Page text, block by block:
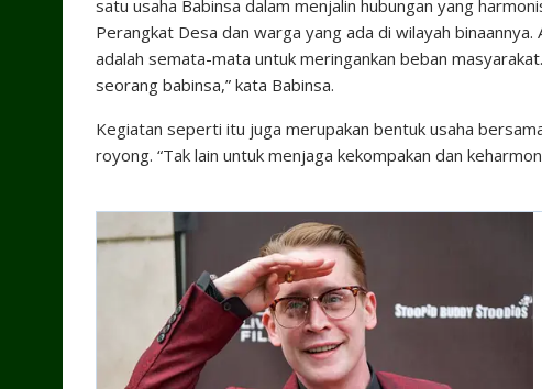
satu usaha Babinsa dalam menjalin hubungan yang
Perangkat Desa dan warga yang ada di wilayah
adalah semata-mata untuk meringankan beban
seorang babinsa,” kata Babinsa.
Kegiatan seperti itu juga merupakan bentuk usaha
royong. “Tak lain untuk menjaga kekompakan dan